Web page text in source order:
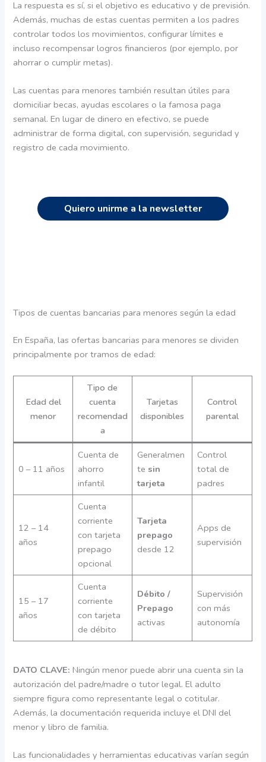
La respuesta es sí, si el objetivo es educativo y de previsión.
Además, muchas de estas cuentas permiten a los padres
controlar todos los movimientos, configurar límites e
incluso recompensar logros financieros (por ejemplo, por
ahorrar o cumplir metas).
Las cuentas para menores también resultan útiles para
domiciliar becas, ayudas escolares o la famosa paga
semanal. En lugar de dinero en efectivo, se puede
administrar de forma digital, con supervisión, seguridad y
registro de cada movimiento.
Quiero unirme a la newsletter
Tipos de cuentas bancarias para menores según la edad
En España, las ofertas bancarias para menores se dividen
principalmente por tramos de edad:
Edad del
menor
Tipo de
cuenta
recomendad
a
Tarjetas
disponibles
Control
parental
0 – 11 años
Cuenta de
ahorro
infantil
Generalmen
te sin
tarjeta
Control
total de
padres
12 – 14
años
Cuenta
corriente
con tarjeta
prepago
opcional
Tarjeta
prepago
desde 12
Apps de
supervisión
15 – 17
años
Cuenta
corriente
con tarjeta
de débito
Débito /
Prepago
activas
Supervisión
con más
autonomía
DATO CLAVE: Ningún menor puede abrir una cuenta sin la
autorización del padre/madre o tutor legal. El adulto
siempre figura como representante legal o cotitular.
Además, la documentación requerida incluye el DNI del
menor y libro de familia.
Las funcionalidades y herramientas educativas varían según